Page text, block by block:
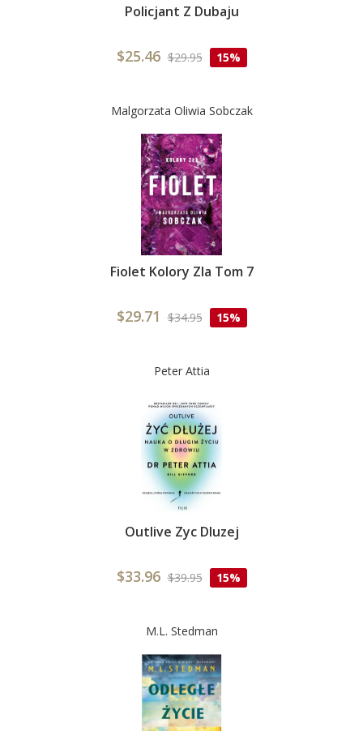
Policjant Z Dubaju
$25.46 $29.95 15%
Malgorzata Oliwia Sobczak
Fiolet Kolory Zla Tom 7
$29.71 $34.95 15%
Peter Attia
Outlive Zyc Dluzej
$33.96 $39.95 15%
M.L. Stedman